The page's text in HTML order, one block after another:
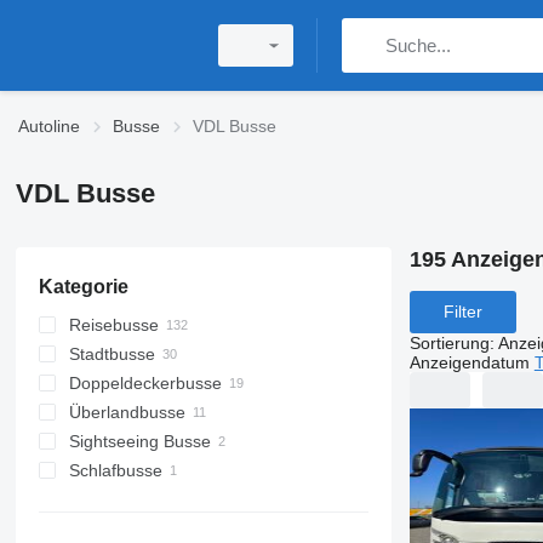
Autoline Busse VDL Busse
VDL Busse
Kategorie
Reisebusse
Stadtbusse
Doppeldeckerbusse
Überlandbusse
Sightseeing Busse
Schlafbusse
195
Filter
Sortierung:
Anzeigendatum